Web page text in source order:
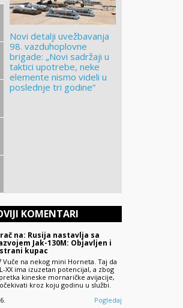
Novi detalji uvežbavanja
98. vazduhoplovne
brigade: „Novi sadržaji u
taktici upotrebe, neke
elemente nismo videli u
poslednje tri godine“
KOMENTARI
na: Rusija nastavlja sa
Jak-130M: Objavljen i
kupac
Vuče na nekog mini Horneta. Taj da
XX ima izuzetan potencijal, a zbog
kineske mornaričke avijacije,
kroz koju godinu u službi.
Pogledaj